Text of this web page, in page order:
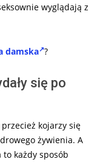
wyglądają z
damska ?
się po
kojarzy się
żywienia. A
każdy sposób